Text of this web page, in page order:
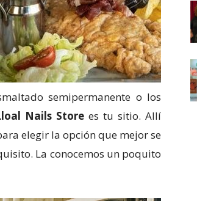
semipermanente o los
Nails Storees tu sitio. Allí
elegir la opción que mejor se
La conocemos un poquito